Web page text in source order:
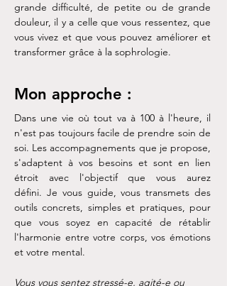
grande difficulté, de petite ou de grande
douleur, il y a celle que vous ressentez, que
vous vivez et que vous pouvez améliorer et
transformer grâce à la sophrologie.
Mon approche :
Dans une vie où tout va à 100 à l'heure, il
n'est pas toujours facile de prendre soin de
soi. Les accompagnements que je propose,
s'adaptent à vos besoins et sont en lien
étroit avec l'objectif que vous aurez
défini. Je vous guide, vous transmets des
outils concrets, simples et pratiques, pour
que vous soyez en capacité de rétablir
l'harmonie entre votre corps, vos émotions
et votre mental.
Vous vous sentez stressé-e, agité-e ou